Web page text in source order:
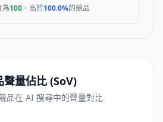
為100 ，高於100.0%的競品
聲量佔比 (SoV)
品在 AI 搜尋中的聲量對比